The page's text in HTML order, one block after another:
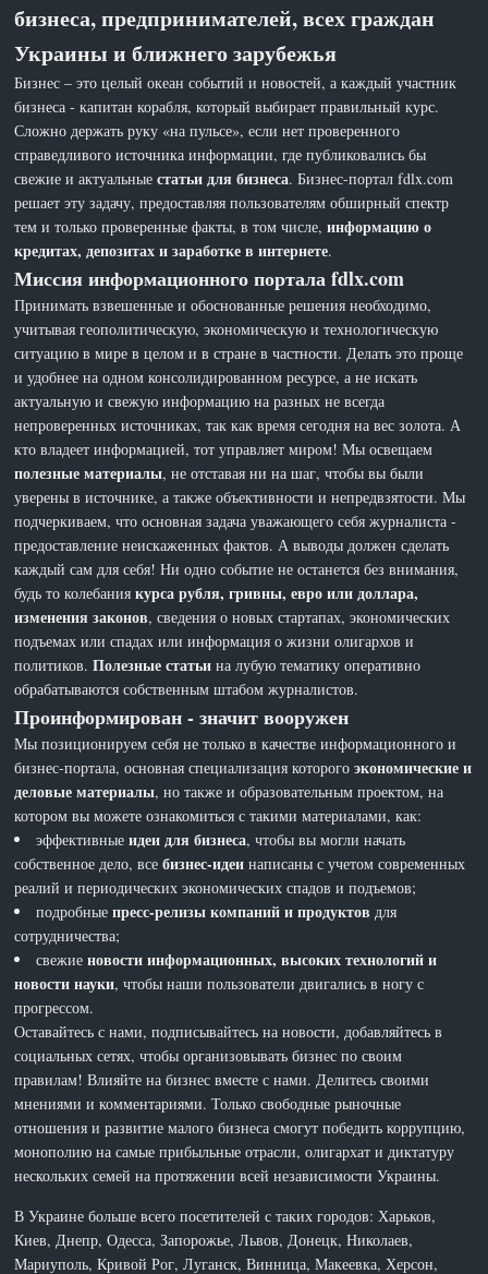
бизнеса, предпринимателей, всех граждан
Украины и ближнего зарубежья
Бизнес – это целый океан событий и новостей, а каждый участник
бизнеса - капитан корабля, который выбирает правильный курс.
Сложно держать руку «на пульсе», если нет проверенного
справедливого источника информации, где публиковались бы
свежие и актуальныестатьи для бизнеса. Бизнес-портал fdlx.com
решает эту задачу, предоставляя пользователям обширный спектр
тем и только проверенные факты, в том числе,информацию о
кредитах, депозитах и заработке в интернете.
Миссия информационного портала fdlx.com
Принимать взвешенные и обоснованные решения необходимо,
учитывая геополитическую, экономическую и технологическую
ситуацию в мире в целом и в стране в частности. Делать это проще
и удобнее на одном консолидированном ресурсе, а не искать
актуальную и свежую информацию на разных не всегда
непроверенных источниках, так как время сегодня на вес золота. А
кто владеет информацией, тот управляет миром! Мы освещаем
полезные материалы, не отставая ни на шаг, чтобы вы были
уверены в источнике, а также объективности и непредвзятости. Мы
подчеркиваем, что основная задача уважающего себя журналиста -
предоставление неискаженных фактов. А выводы должен сделать
каждый сам для себя! Ни одно событие не останется без внимания,
будь то колебаниякурса рубля, гривны, евро или доллара,
изменения законов, сведения о новых стартапах, экономических
подъемах или спадах или информация о жизни олигархов и
политиков.Полезные статьи на лубую тематику оперативно
обрабатываются собственным штабом журналистов.
Проинформирован - значит вооружен
Мы позиционируем себя не только в качестве информационного и
бизнес-портала, основная специализация которогоэкономические и
деловые материалы, но также и образовательным проектом, на
котором вы можете ознакомиться с такими материалами, как:
эффективныеидеи для бизнеса, чтобы вы могли начать
собственное дело, всебизнес-идеи написаны с учетом современных
реалий и периодических экономических спадов и подъемов;
подробныепресс-релизы компаний и продуктов для
сотрудничества;
свежиеновости информационных, высоких технологий и
новости науки, чтобы наши пользователи двигались в ногу с
прогрессом.
Оставайтесь с нами, подписывайтесь на новости, добавляйтесь в
социальных сетях, чтобы организовывать бизнес по своим
правилам! Влияйте на бизнес вместе с нами. Делитесь своими
мнениями и комментариями. Только свободные рыночные
отношения и развитие малого бизнеса смогут победить коррупцию,
монополию на самые прибыльные отрасли, олигархат и диктатуру
нескольких семей на протяжении всей независимости Украины.
В Украине больше всего посетителей с таких городов: Харьков,
Киев, Днепр, Одесса, Запорожье, Львов, Донецк, Николаев,
Мариуполь, Кривой Рог, Луганск, Винница, Макеевка, Херсон,